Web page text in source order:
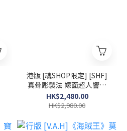
港版 [魂SHOP限定] [SHF]
真骨彫製法 幪面超人響鬼
裝甲響鬼
HK$2,480.00
HK$2,980.00